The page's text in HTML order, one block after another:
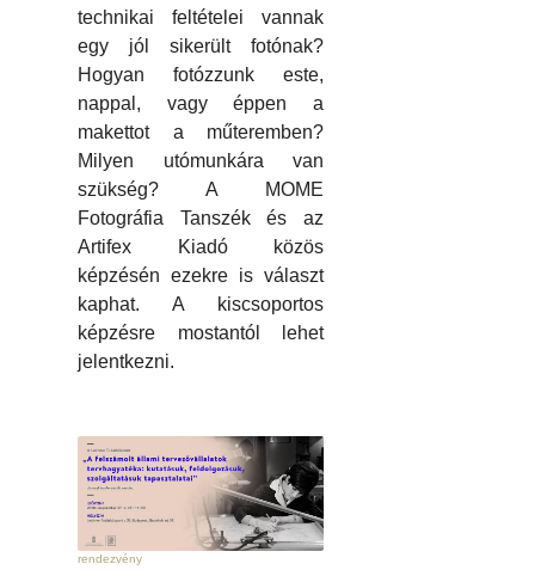
technikai feltételei vannak
egy jól sikerült fotónak?
Hogyan fotózzunk este,
nappal, vagy éppen a
makettot a műteremben?
Milyen utómunkára van
szükség? A MOME
Fotográfia Tanszék és az
Artifex Kiadó közös
képzésén ezekre is választ
kaphat. A kiscsoportos
képzésre mostantól lehet
jelentkezni.
rendezvény